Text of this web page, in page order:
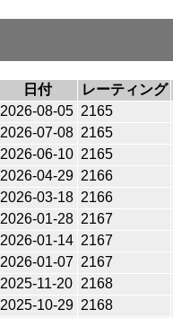
日付 レーティング
2026-08-05 2165
2026-07-08 2165
2026-06-10 2165
2026-04-29 2166
2026-03-18 2166
2026-01-28 2167
2026-01-14 2167
2026-01-07 2167
2025-11-20 2168
2025-10-29 2168